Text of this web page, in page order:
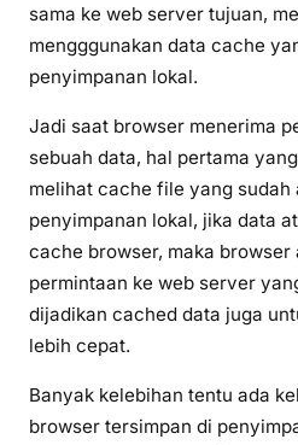
sama ke web server tujuan,
mengggunakan data cache
penyimpanan lokal.
Jadi saat browser menerima
sebuah data, hal pertama
melihat cache file yang sudah
penyimpanan lokal, jika data
cache browser, maka browser
permintaan ke web server
dijadikan cached data juga
lebih cepat.
Banyak kelebihan tentu ada
browser tersimpan di